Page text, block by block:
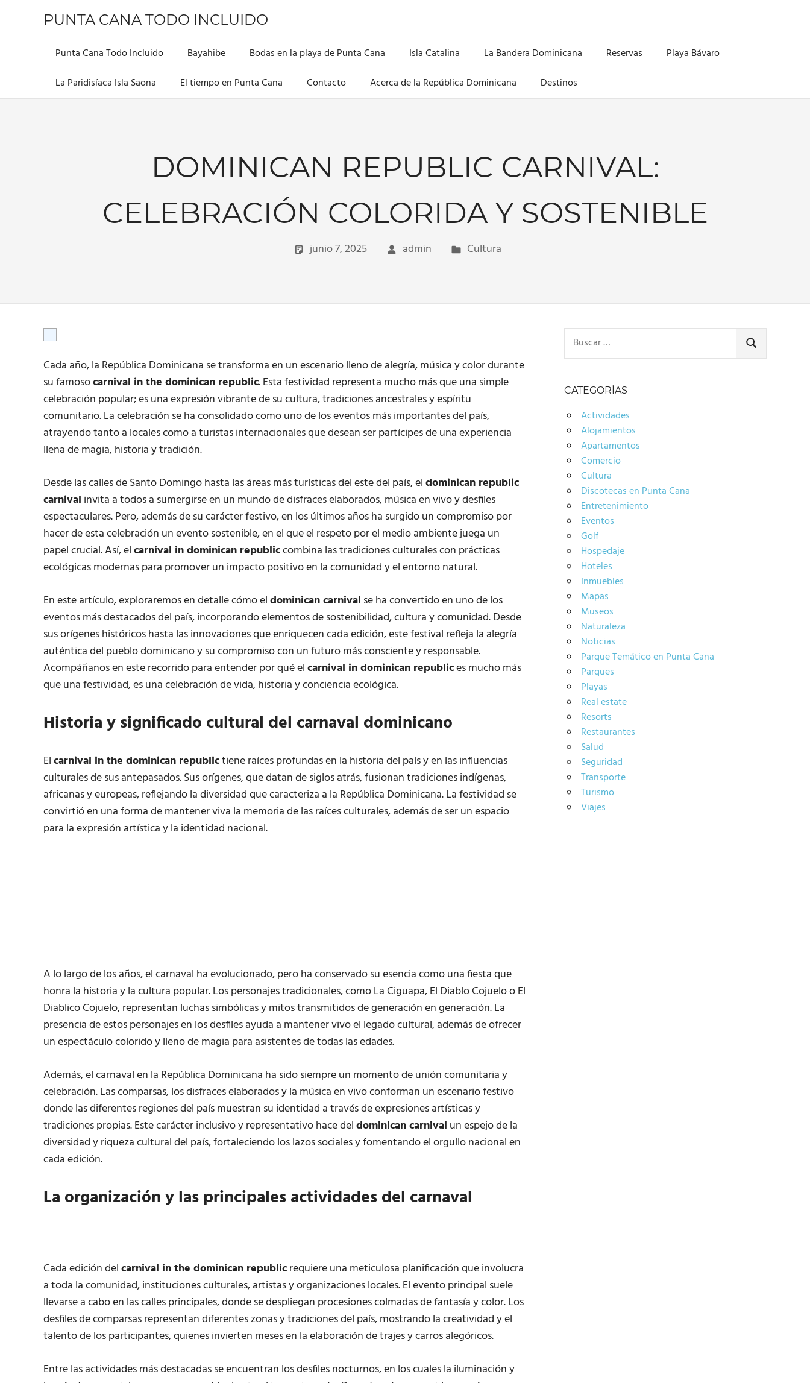
PUNTA CANA TODO INCLUIDO
sobre
hermoso
Punta Cana Todo Incluido Bayahibe Bodas en la playa de Punta Cana Isla Catalina La Bandera Dominicana Reservas
Playa Bávaro
La Paridisíaca Isla Saona
El tiempo en Punta Cana Contacto Acerca de la República Dominicana Destinos
DOMINICAN REPUBLIC CARNIVAL:
CELEBRACIÓN COLORIDA Y SOSTENIBLE
junio 7, 2025 admin Cultura
Cada año, la República Dominicana se transforma en un escenario lleno de alegría, música y color durante
su famosocarnival in the dominican republic. Esta festividad representa mucho más que una simple
celebración popular; es una expresión vibrante de su cultura, tradiciones ancestrales y espíritu
comunitario. La celebración se ha consolidado como uno de los eventos más importantes del país,
atrayendo tanto a locales como a turistas internacionales que desean ser partícipes de una experiencia
llena de magia, historia y tradición.
Desde las calles de Santo Domingo hasta las áreas más turísticas del este del país, eldominican republic
carnival invita a todos a sumergirse en un mundo de disfraces elaborados, música en vivo y desfiles
espectaculares. Pero, además de su carácter festivo, en los últimos años ha surgido un compromiso por
hacer de esta celebración un evento sostenible, en el que el respeto por el medio ambiente juega un
papel crucial. Así, elcarnival in dominican republiccombina las tradiciones culturales con prácticas
ecológicas modernas para promover un impacto positivo en la comunidad y el entorno natural.
En este artículo, exploraremos en detalle cómo eldominican carnival se ha convertido en uno de los
eventos más destacados del país, incorporando elementos de sostenibilidad, cultura y comunidad. Desde
sus orígenes históricos hasta las innovaciones que enriquecen cada edición, este festival refleja la alegría
auténtica del pueblo dominicano y su compromiso con un futuro más consciente y responsable.
Acompáñanos en este recorrido para entender por qué elcarnival in dominican republices mucho más
que una festividad, es una celebración de vida, historia y conciencia ecológica.
Historia y significado cultural del carnaval dominicano
Elcarnival in the dominican republictiene raíces profundas en la historia del país y en las influencias
culturales de sus antepasados. Sus orígenes, que datan de siglos atrás, fusionan tradiciones indígenas,
africanas y europeas, reflejando la diversidad que caracteriza a la República Dominicana. La festividad se
convirtió en una forma de mantener viva la memoria de las raíces culturales, además de ser un espacio
para la expresión artística y la identidad nacional.
A lo largo de los años, el carnaval ha evolucionado, pero ha conservado su esencia como una fiesta que
honra la historia y la cultura popular. Los personajes tradicionales, como La Ciguapa, El Diablo Cojuelo o El
Diablico Cojuelo, representan luchas simbólicas y mitos transmitidos de generación en generación. La
presencia de estos personajes en los desfiles ayuda a mantener vivo el legado cultural, además de ofrecer
un espectáculo colorido y lleno de magia para asistentes de todas las edades.
Además, el carnaval en la República Dominicana ha sido siempre un momento de unión comunitaria y
celebración. Las comparsas, los disfraces elaborados y la música en vivo conforman un escenario festivo
donde las diferentes regiones del país muestran su identidad a través de expresiones artísticas y
tradiciones propias. Este carácter inclusivo y representativo hace deldominican carnival un espejo de la
diversidad y riqueza cultural del país, fortaleciendo los lazos sociales y fomentando el orgullo nacional en
cada edición.
La organización y las principales actividades del carnaval
Cada edición delcarnival in the dominican republicrequiere una meticulosa planificación que involucra
a toda la comunidad, instituciones culturales, artistas y organizaciones locales. El evento principal suele
llevarse a cabo en las calles principales, donde se despliegan procesiones colmadas de fantasía y color. Los
desfiles de comparsas representan diferentes zonas y tradiciones del país, mostrando la creatividad y el
talento de los participantes, quienes invierten meses en la elaboración de trajes y carros alegóricos.
Entre las actividades más destacadas se encuentran los desfiles nocturnos, en los cuales la iluminación y
BUSCAR
CATEGORÍAS
Actividades
Alojamientos
Apartamentos
Comercio
Cultura
Discotecas en Punta Cana
Entretenimiento
Eventos
Golf
Hospedaje
Hoteles
Inmuebles
Mapas
Museos
Naturaleza
Noticias
Parque Temático en Punta Cana
Parques
Playas
Real estate
Resorts
Restaurantes
Salud
Seguridad
Transporte
Turismo
Viajes